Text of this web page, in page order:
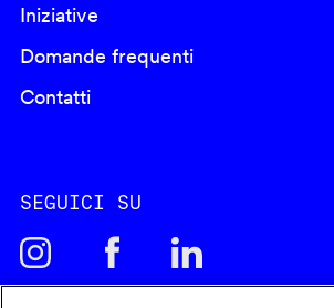
Iniziative
Domande frequenti
Contatti
SEGUICI SU